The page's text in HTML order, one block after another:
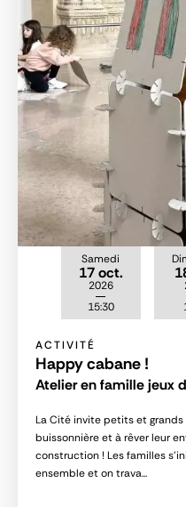
Samedi
17 oct.
2026
15:30
ACTIVITÉ
Happy cabane !
Atelier en famille jeux
La Cité invite petits et grands
buissonnière et à rêver leur
construction ! Les familles
ensemble et on trava...